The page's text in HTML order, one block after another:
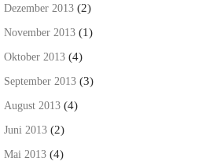
Dezember 2013 (2)
November 2013 (1)
Oktober 2013 (4)
September 2013 (3)
August 2013 (4)
Juni 2013 (2)
Mai 2013 (4)